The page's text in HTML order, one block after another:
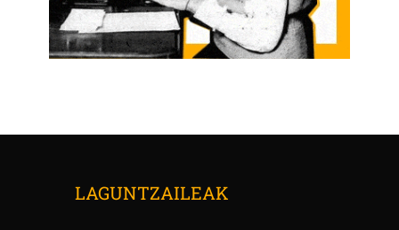
LAGUNTZAILEAK